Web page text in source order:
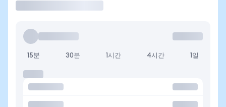
15분 30분 1시간 4시간 1일